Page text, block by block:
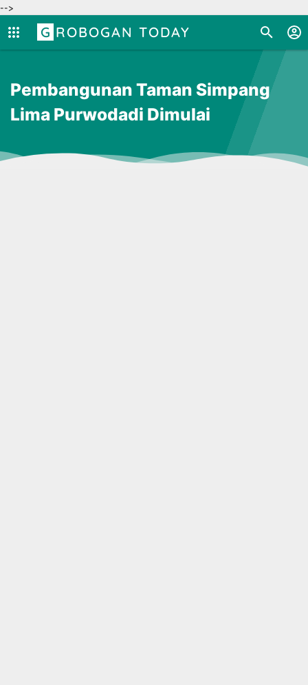
-->
GROBOGAN TODAY
Pembangunan Taman Simpang
Lima Purwodadi Dimulai